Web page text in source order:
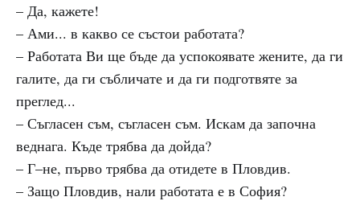
– Да, кажете!
– Ами... в какво се състои работата?
– Работата Ви ще бъде да успокоявате жените, да ги
галите, да ги събличате и да ги подготвяте за
преглед...
– Съгласен съм, съгласен съм. Искам да започна
веднага. Къде трябва да дойда?
– Г–не, първо трябва да отидете в Пловдив.
– Защо Пловдив, нали работата е в София?